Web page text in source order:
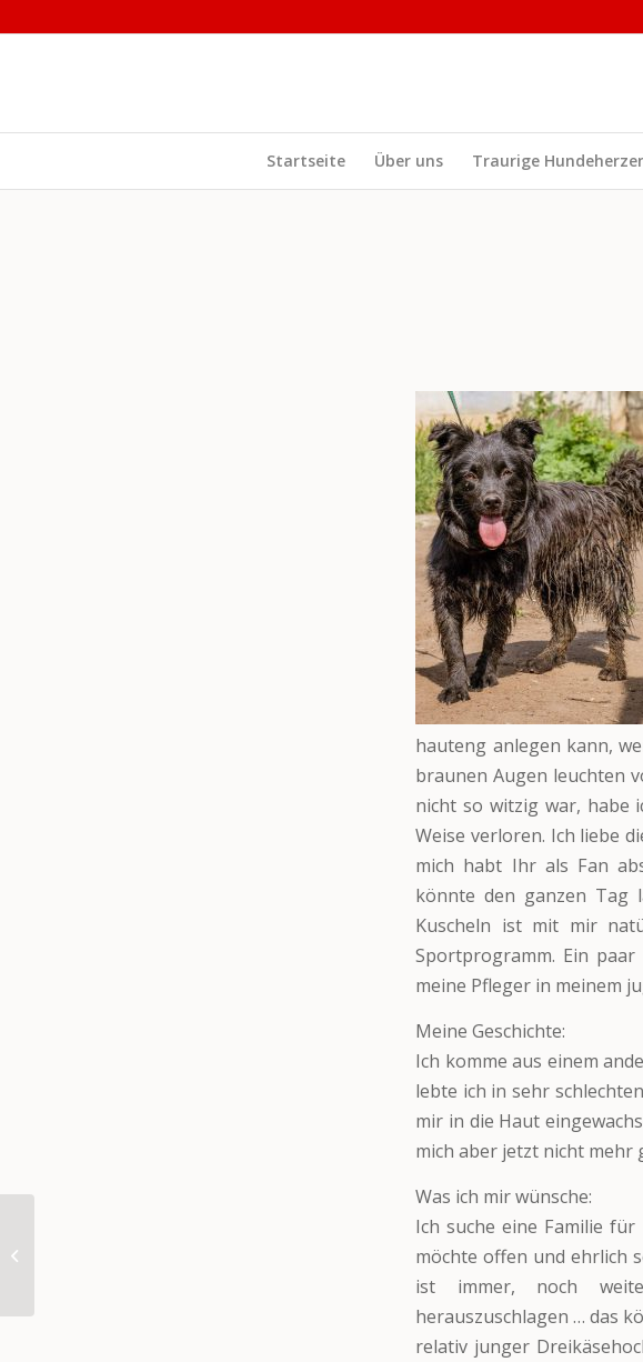
Startseite Über uns Traurige
hauteng anlegen kann,
braunen Augen leuchten
nicht so witzig war, habe
Weise verloren. Ich liebe
mich habt Ihr als Fan
könnte den ganzen Tag
Kuscheln ist mit mir
Sportprogramm. Ein
meine Pfleger in meinem
Meine Geschichte:
Ich komme aus einem
lebte ich in sehr
mir in die Haut
mich aber jetzt nicht mehr
Was ich mir wünsche:
Ich suche eine Familie
möchte offen und ehrlich
ist immer, noch
herauszuschlagen … das
relativ junger